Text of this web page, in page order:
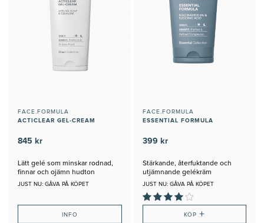
FACE.FORMULA
ACTICLEAR GEL-CREAM
845 kr
Lätt gelé som minskar rodnad,
finnar och ojämn hudton
JUST NU: GÅVA PÅ KÖPET
INFO
FACE.FORMULA
ESSENTIAL FORMULA
399 kr
Stärkande, återfuktande och
utjämnande gelékräm
JUST NU: GÅVA PÅ KÖPET
KÖP +